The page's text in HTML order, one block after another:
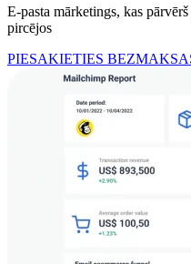
E-pasta mārketings, kas
pircējos
PIESAKIETIES